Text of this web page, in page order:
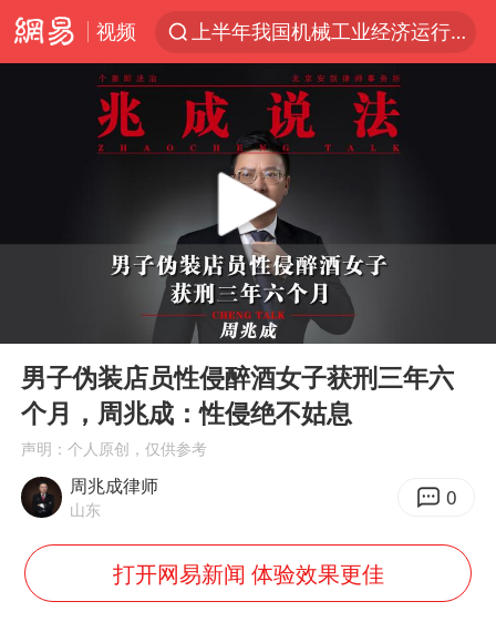
视频
上半年我国机械工业经济运行稳中有进
汪峰阻止14岁女儿买大牌
“立秋的第一杯奶茶”又爆单了
四川宜宾市高县发生4.9级地震
泰国校园枪击案死亡人数升至7人
女孩摆摊卖菌子时收到北大通知书
公司“上四休三”但要降薪1000元
改名后的“青海拉面”店
广岛核爆81周年央视播《奥本海默》
台风灿鸿未来对中国无影响
Play
男子伪装店员性侵醉酒女子获刑三年六
个月，周兆成：性侵绝不姑息
声明：个人原创，仅供参考
周兆成律师
山东 0
打开网易新闻 体验效果更佳